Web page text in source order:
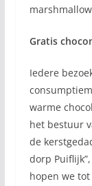
Gratis
Iedere
warme
het bestuur
de
dorp
hopen we